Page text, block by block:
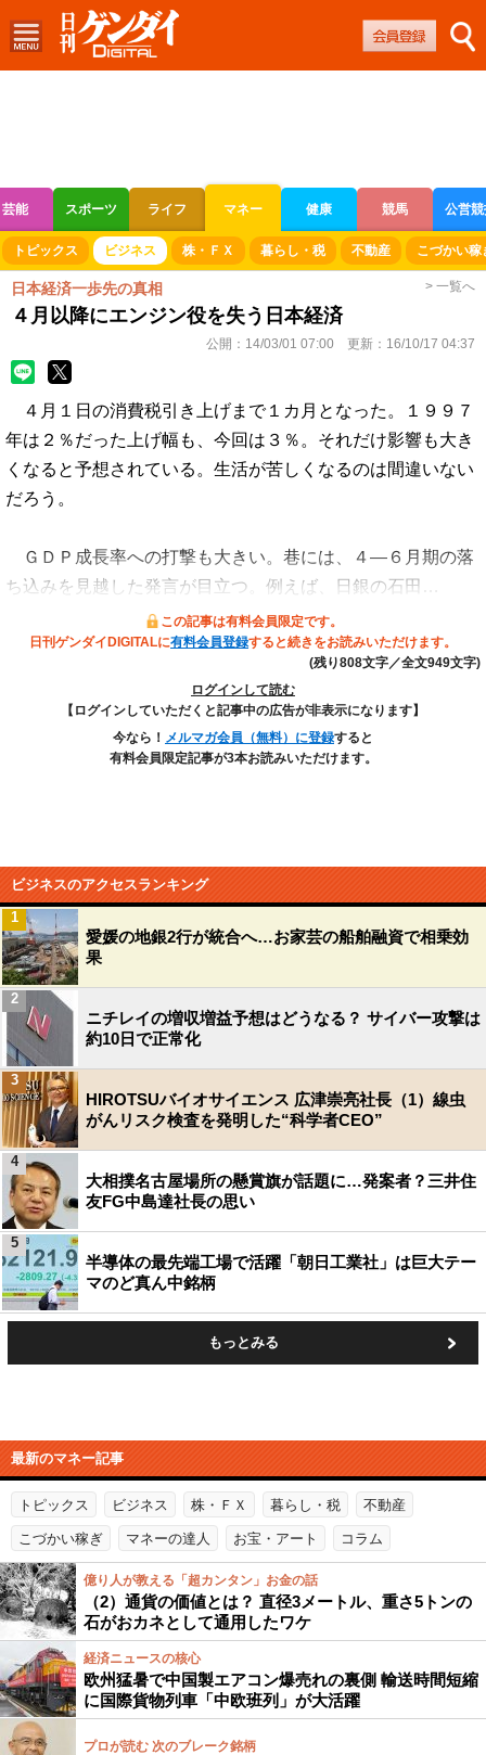
芸能 スポーツ ライフ マネー 健康 競馬 公営
ボートレース 競輪 オートレース
トピックス ビジネス 株・ＦＸ 暮らし・税 不動産 こづかい稼
日本経済一歩先の真相 > 一覧へ
４月以降にエンジン役を失う日本経済
公開： 14/03/01 07:00 更新： 16/10/17 04:37
４月１日の消費税引き上げまで１カ月となった。１９９７
年は２％だった上げ幅も、今回は３％。それだけ影響も大き
くなると予想されている。生活が苦しくなるのは間違いない
だろう。
ＧＤＰ成長率への打撃も大きい。巷には、４―６月期の落
ち込みを見越した発言が目立つ。例えば、日銀の石田…
この記事は有料会員限定です。
日刊ゲンダイDIGITALに有料会員登録すると続きをお読みいただけます。
(残り808文字／全文949文字)
ログインして読む
【ログインしていただくと記事中の広告が非表示になります】
今なら！ メルマガ会員（無料）に登録すると
有料会員限定記事が3本お読みいただけます。
ビジネスのアクセスランキング
愛媛の地銀2行が統合へ…お家芸の船舶融資で相乗効
果
1
ニチレイの増収増益予想はどうなる？ サイバー攻撃は
約10日で正常化
2
HIROTSUバイオサイエンス 広津崇亮社長（1）線虫
がんリスク検査を発明した“科学者CEO”
3
大相撲名古屋場所の懸賞旗が話題に…発案者？三井住
友FG中島達社長の思い
4
半導体の最先端工場で活躍「朝日工業社」は巨大テー
マのど真ん中銘柄
5
もっとみる
最新のマネー記事
トピックス ビジネス 株・ＦＸ 暮らし・税 不動産
こづかい稼ぎ マネーの達人 お宝・アート コラム
億り人が教える「超カンタン」お金の話
（2）通貨の価値とは？ 直径3メートル、重さ5トンの
石がおカネとして通用したワケ
経済ニュースの核心
欧州猛暑で中国製エアコン爆売れの裏側 輸送時間短縮
に国際貨物列車「中欧班列」が大活躍
プロが読む 次のブレーク銘柄